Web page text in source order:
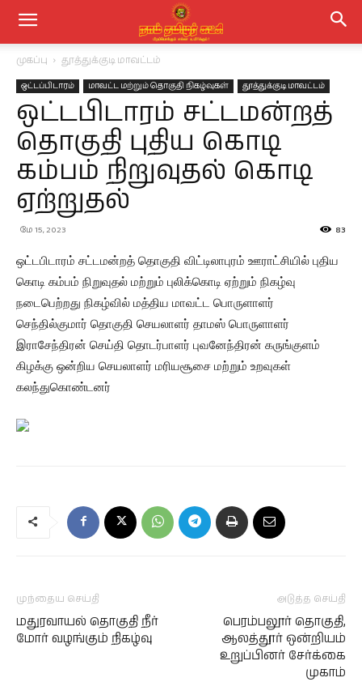
முகப்பு தூத்துக்குடி மாவட்டம்
ஒட்டப்பிடாரம் மாவட்ட மற்றும் தொகுதி நிகழ்வுகள் தூத்துக்குடி மாவட்டம்
ஒட்டபிடாரம் சட்டமன்றத்
தொகுதி புதிய கொடி
கம்பம் நிறுவுதல் கொடி
ஏற்றுதல்
மே 15, 2023 83
ஒட்டபிடாரம் சட்டமன்றத் தொகுதி விட்டிலாபுரம் ஊராட்சியில் புதிய
கொடி கம்பம் நிறுவுதல் மற்றும் புலிக்கொடி ஏற்றும் நிகழ்வு
நடைபெற்றது நிகழ்வில் மத்திய மாவட்ட பொருளாளர்
செந்தில்குமார் தொகுதி செயலாளர் தாமஸ் பொருளாளர்
இராசேந்திரன் செய்தி தொடர்பாளர் புவனேந்திரன் கருங்குளம்
கிழக்கு ஒன்றிய செயலாளர் மரியசூசை மற்றும் உறவுகள்
கலந்துகொண்டனர்
முந்தைய செய்தி
மதுரவாயல் தொகுதி நீர்
மோர் வழங்கும் நிகழ்வு
அடுத்த செய்தி
பெரம்பலூர் தொகுதி,
ஆலத்தூர் ஒன்றியம்
உறுப்பினர் சேர்க்கை
முகாம்